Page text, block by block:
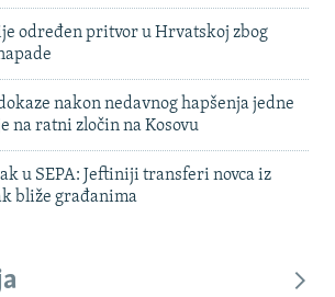
određen pritvor u Hrvatskoj zbog
nakon nedavnog hapšenja jedne
na ratni zločin na Kosovu
u SEPA: Jeftiniji transferi novca iz
bliže građanima